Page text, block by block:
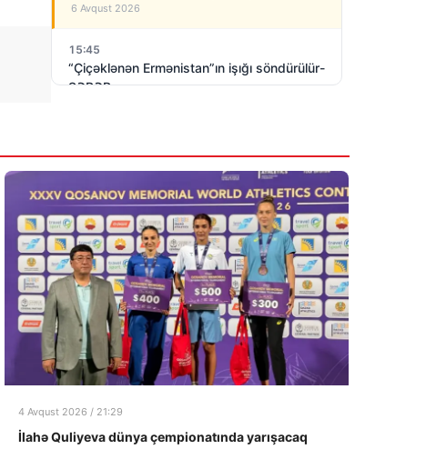
6 Avqust 2026
15:45
“Çiçəklənən Ermənistan”ın işığı söndürülür-
SƏBƏB
14:47
Azərbaycan və Ukrayna XİN başçıları
arasında geniş tərkibdə görüş olub
6 Avqust 2026
4 Avqust 2026 / 21:29
İlahə Quliyeva dünya çempionatında yarışacaq